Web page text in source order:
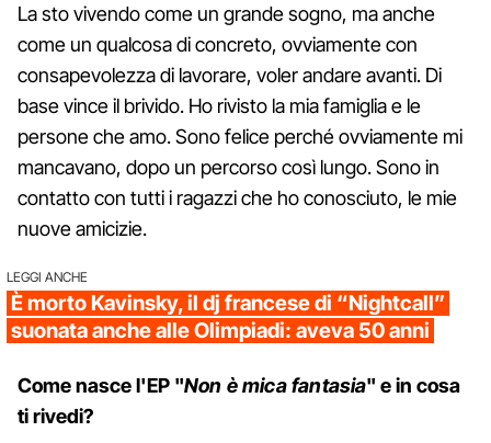
La sto vivendo come un grande sogno, ma anche
come un qualcosa di concreto, ovviamente con
consapevolezza di lavorare, voler andare avanti. Di
base vince il brivido. Ho rivisto la mia famiglia e le
persone che amo. Sono felice perché ovviamente mi
mancavano, dopo un percorso così lungo. Sono in
contatto con tutti i ragazzi che ho conosciuto, le mie
nuove amicizie.
LEGGI ANCHE
È morto Kavinsky, il dj francese di “Nightcall”
suonata anche alle Olimpiadi: aveva 50 anni
Come nasce l'EP "Non è mica fantasia" e in cosa
ti rivedi?